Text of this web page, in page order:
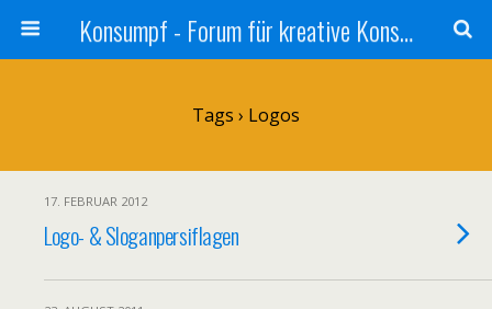
Konsumpf - Forum für kreative Konsumkritik - Culture Jamming, Nachhaltigkeit, Konzernkritik, Adbusting
Tags › Logos
17. FEBRUAR 2012
Logo- & Sloganpersiflagen